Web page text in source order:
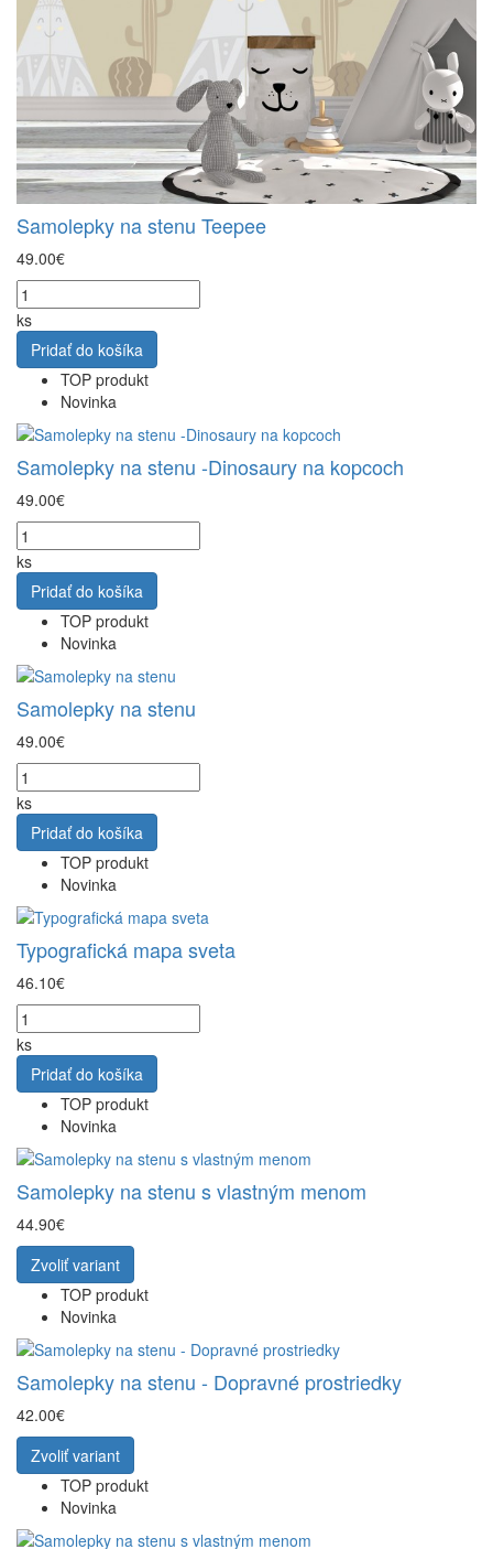
Samolepky na stenu Teepee
49.00€
ks
Pridať do košíka
TOP produkt
Novinka
Samolepky na stenu -Dinosaury na kopcoch
49.00€
ks
Pridať do košíka
TOP produkt
Novinka
Samolepky na stenu
49.00€
ks
Pridať do košíka
TOP produkt
Novinka
Typografická mapa sveta
46.10€
ks
Pridať do košíka
TOP produkt
Novinka
Samolepky na stenu s vlastným menom
44.90€
Zvoliť variant
TOP produkt
Novinka
Samolepky na stenu - Dopravné prostriedky
42.00€
Zvoliť variant
TOP produkt
Novinka